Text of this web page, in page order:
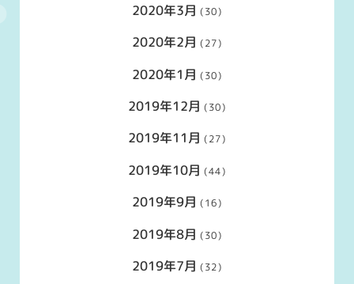
2020年3月 (30)
2020年2月 (27)
2020年1月 (30)
2019年12月 (30)
2019年11月 (27)
2019年10月 (44)
2019年9月 (16)
2019年8月 (30)
2019年7月 (32)